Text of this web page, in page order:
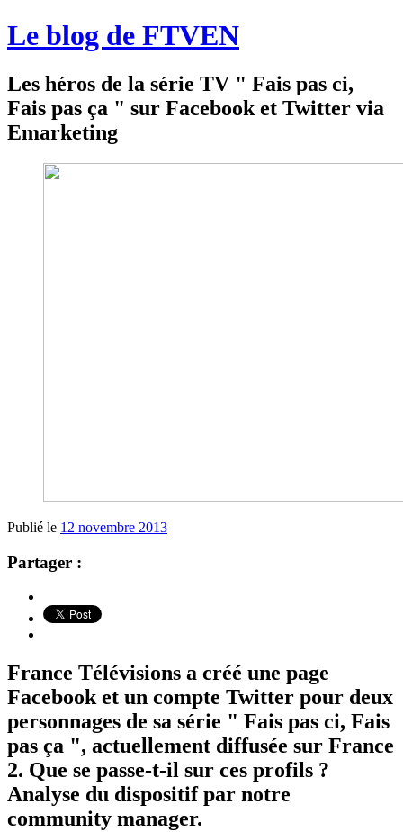
Le blog de FTVEN
Les héros de la série TV " Fais pas ci,
Fais pas ça " sur Facebook et Twitter via
Emarketing
Publié le 12 novembre 2013
Partager :
France Télévisions a créé une page
Facebook et un compte Twitter pour deux
personnages de sa série " Fais pas ci, Fais
pas ça ", actuellement diffusée sur France
2. Que se passe-t-il sur ces profils ?
Analyse du dispositif par notre
community manager.